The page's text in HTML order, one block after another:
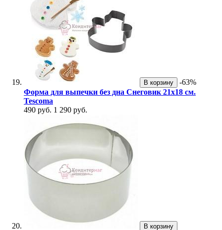
В корзину
-63%
Форма для выпечки без дна Снеговик 21х18 см.
Tescoma
490 руб. 1 290 руб.
В корзину